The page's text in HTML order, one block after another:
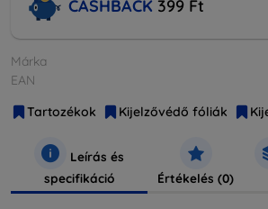
CASHBACK 399 Ft
Márka
EAN
Tartozékok
Kijelzővédő fóliák
Leírás és
specifikáció
Értékelés (0)